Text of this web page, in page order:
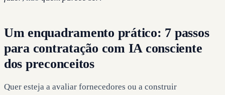
Um enquadramento prático: 7 passos
para contratação com IA consciente
dos preconceitos
Quer esteja a avaliar fornecedores ou a construir